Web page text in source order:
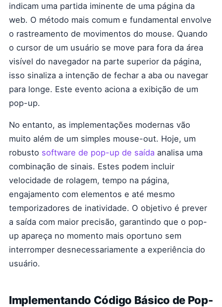
indicam uma partida iminente de uma página da
web. O método mais comum e fundamental envolve
o rastreamento de movimentos do mouse. Quando
o cursor de um usuário se move para fora da área
visível do navegador na parte superior da página,
isso sinaliza a intenção de fechar a aba ou navegar
para longe. Este evento aciona a exibição de um
pop-up.
No entanto, as implementações modernas vão
muito além de um simples mouse-out. Hoje, um
robusto software de pop-up de saída analisa uma
combinação de sinais. Estes podem incluir
velocidade de rolagem, tempo na página,
engajamento com elementos e até mesmo
temporizadores de inatividade. O objetivo é prever
a saída com maior precisão, garantindo que o pop-
up apareça no momento mais oportuno sem
interromper desnecessariamente a experiência do
usuário.
Implementando Código Básico de Pop-